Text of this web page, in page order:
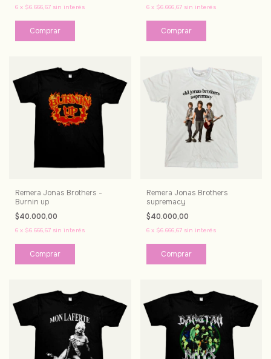
6 x $6.666,67 sin interés
Comprar
6 x $6.666,67 sin interés
Comprar
Remera Jonas Brothers -
Burnin up
$40.000,00
6 x $6.666,67 sin interés
Comprar
Remera Jonas Brothers
supremacy
$40.000,00
6 x $6.666,67 sin interés
Comprar